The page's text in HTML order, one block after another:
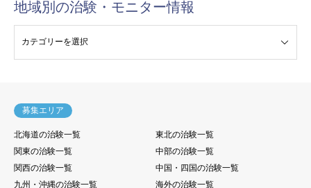
地域別の治験・モニター情報
募集エリア
北海道の治験一覧
東北の治験一覧
関東の治験一覧
中部の治験一覧
関西の治験一覧
中国・四国の治験一覧
九州・沖縄の治験一覧
海外の治験一覧